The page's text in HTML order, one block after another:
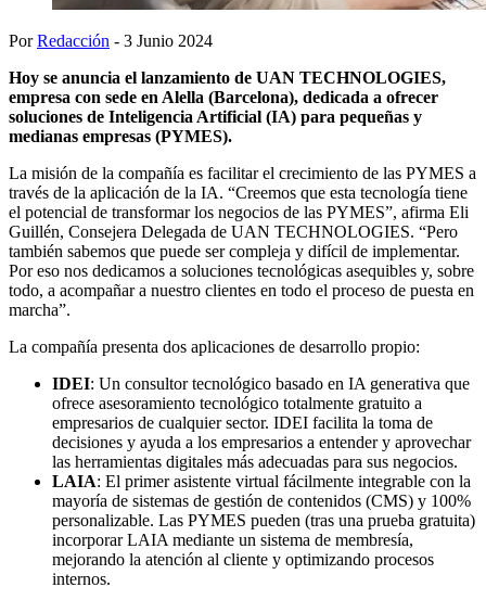
PorRedacción - 3 Junio 2024
Hoy se anuncia el lanzamiento de UAN TECHNOLOGIES,
empresa con sede en Alella (Barcelona), dedicada a ofrecer
soluciones de Inteligencia Artificial (IA) para pequeñas y
medianas empresas (PYMES).
La misión de la compañía es facilitar el crecimiento de las PYMES a
través de la aplicación de la IA. “Creemos que esta tecnología tiene
el potencial de transformar los negocios de las PYMES”, afirma Eli
Guillén, Consejera Delegada de UAN TECHNOLOGIES. “Pero
también sabemos que puede ser compleja y difícil de implementar.
Por eso nos dedicamos a soluciones tecnológicas asequibles y, sobre
todo, a acompañar a nuestro clientes en todo el proceso de puesta en
marcha”.
La compañía presenta dos aplicaciones de desarrollo propio:
IDEI: Un consultor tecnológico basado en IA generativa que
ofrece asesoramiento tecnológico totalmente gratuito a
empresarios de cualquier sector. IDEI facilita la toma de
decisiones y ayuda a los empresarios a entender y aprovechar
las herramientas digitales más adecuadas para sus negocios.
LAIA: El primer asistente virtual fácilmente integrable con la
mayoría de sistemas de gestión de contenidos (CMS) y 100%
personalizable. Las PYMES pueden (tras una prueba gratuita)
incorporar LAIA mediante un sistema de membresía,
mejorando la atención al cliente y optimizando procesos
internos.